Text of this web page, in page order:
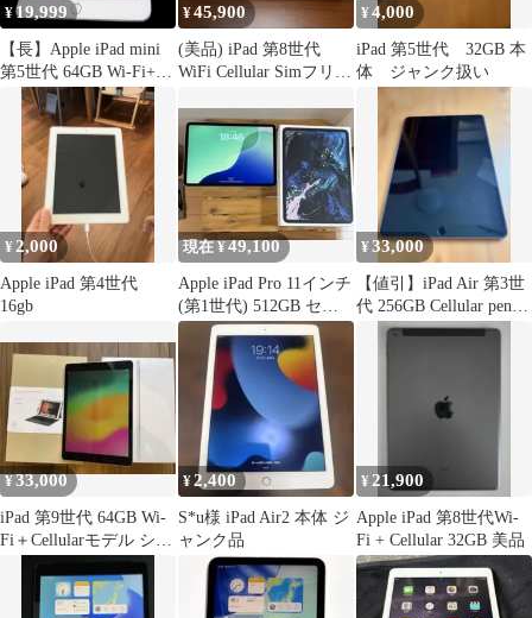
¥19,999
【長】Apple iPad mini
第5世代 64GB Wi-Fi+セ
ルラーモデル 判定〇
MUX623J/A iPadOS18.2
初期化済み 起動確認
【1761KM】H02
¥45,900
(美品) iPad 第8世代
WiFi Cellular Simフリー
¥4,000
iPad 第5世代 32GB 本
体 ジャンク扱い
¥ 2,000
Apple iPad 第4世代
16gb
現在 ¥49,100
Apple iPad Pro 11インチ
(第1世代) 512GB セル
ラー
¥33,000
【値引】iPad Air 第3世
代 256GB Cellular pencil
¥33,000
iPad 第9世代 64GB Wi-
Fi＋Cellularモデル シル
¥2,400
S*u様 iPad Air2 本体 ジ
ャンク品
¥ 21,900
Apple iPad 第8世代Wi-
Fi + Cellular 32GB 美品